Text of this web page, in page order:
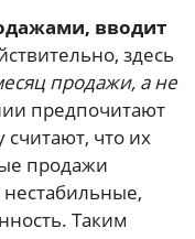
вводит
здесь
продажи, а не
предпочитают
считают, что их
продажи
Таким